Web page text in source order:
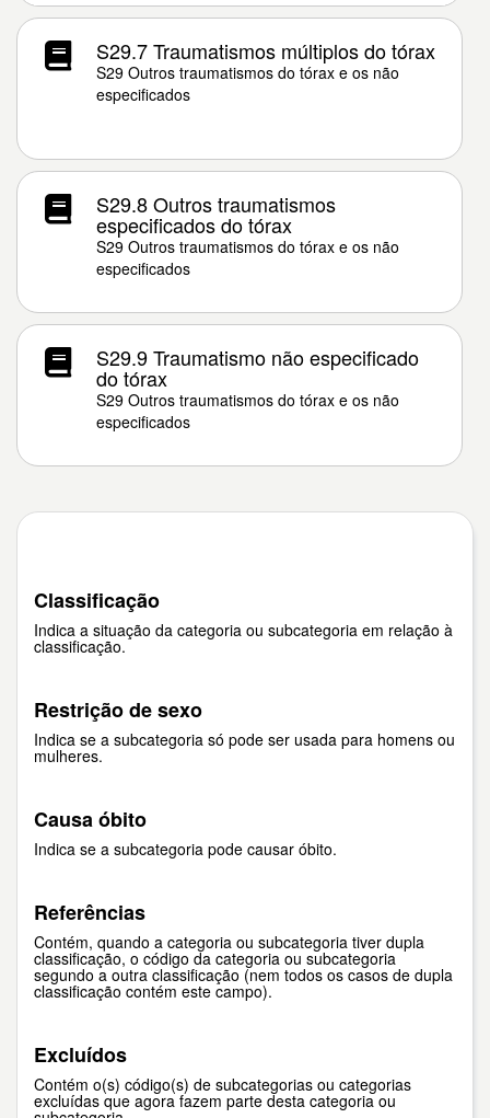
S29.7 Traumatismos múltiplos do tórax
S29 Outros traumatismos do tórax e os não
especificados
S29.8 Outros traumatismos
especificados do tórax
S29 Outros traumatismos do tórax e os não
especificados
S29.9 Traumatismo não especificado
do tórax
S29 Outros traumatismos do tórax e os não
especificados
Classificação
Indica a situação da categoria ou subcategoria em relação à
classificação.
Restrição de sexo
Indica se a subcategoria só pode ser usada para homens ou
mulheres.
Causa óbito
Indica se a subcategoria pode causar óbito.
Referências
Contém, quando a categoria ou subcategoria tiver dupla
classificação, o código da categoria ou subcategoria
segundo a outra classificação (nem todos os casos de dupla
classificação contém este campo).
Excluídos
Contém o(s) código(s) de subcategorias ou categorias
excluídas que agora fazem parte desta categoria ou